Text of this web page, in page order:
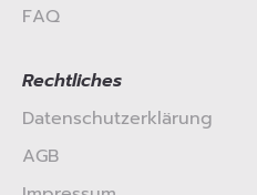
FAQ
Rechtliches
Datenschutzerklärung
AGB